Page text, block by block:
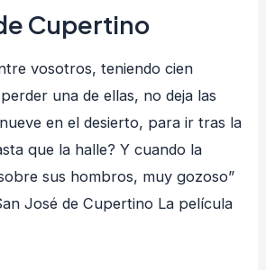
Cupertino
vosotros, teniendo cien
una de ellas, no deja las
en el desierto, para ir tras la
que la halle? Y cuando la
sus hombros, muy gozoso”
José de Cupertino La película